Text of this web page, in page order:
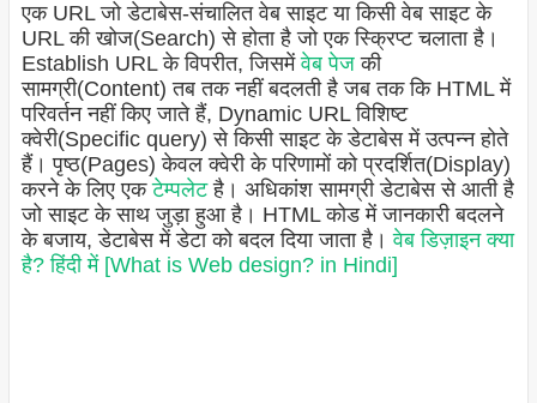
एक URL जो डेटाबेस-संचालित वेब साइट या किसी वेब साइट के
URL की खोज(Search) से होता है जो एक स्क्रिप्ट चलाता है।
Establish URL के विपरीत, जिसमेंवेब पेजकी
सामग्री(Content) तब तक नहीं बदलती है जब तक कि HTML में
परिवर्तन नहीं किए जाते हैं, Dynamic URL विशिष्ट
क्वेरी(Specific query) से किसी साइट के डेटाबेस में उत्पन्न होते
हैं। पृष्ठ(Pages) केवल क्वेरी के परिणामों को प्रदर्शित(Display)
करने के लिए एकटेम्पलेटहै। अधिकांश सामग्री डेटाबेस से आती है
जो साइट के साथ जुड़ा हुआ है। HTML कोड में जानकारी बदलने
के बजाय, डेटाबेस में डेटा को बदल दिया जाता है।वेब डिज़ाइन क्या
है? हिंदी में [What is Web design? in Hindi]